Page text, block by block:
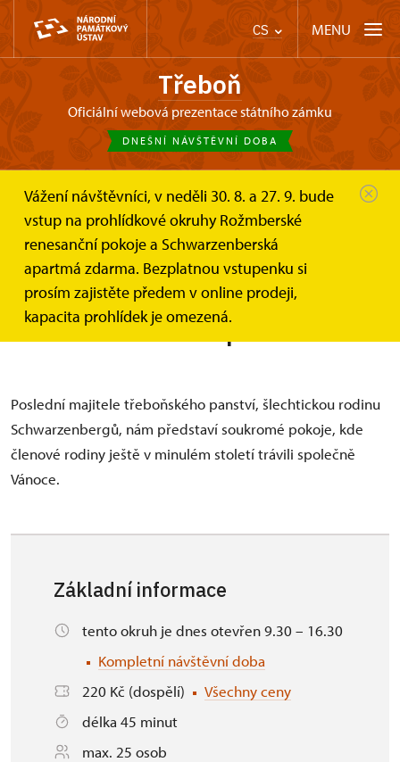
CS MENU
Třeboň
oficiální webová prezentace státního zámku
DNEŠNÍ NÁVŠTĚVNÍ DOBA
Vážení návštěvníci, v neděli 30. 8. a 27. 9. bude
vstup na prohlídkové okruhy Rožmberské
renesanční pokoje a Schwarzenberská
apartmá zdarma. Bezplatnou vstupenku si
prosím zajistěte předem v online prodeji,
kapacita prohlídek je omezená.
Třeboň
Informace pro návštěvníky
Prohlídkové okruhy
Trasa B – Soukromá schwarzenberská...
Trasa B – Soukromá
schwarzenberská apartmá
Poslední majitele třeboňského panství, šlechtickou rodinu
Schwarzenbergů, nám představí soukromé pokoje, kde
členové rodiny ještě v minulém století trávili společně
Vánoce.
Základní informace
tento okruh je dnes otevřen 9.30 – 16.30
Kompletní návštěvní doba
220 Kč (dospělí)
Všechny ceny
délka 45 minut
max. 25 osob